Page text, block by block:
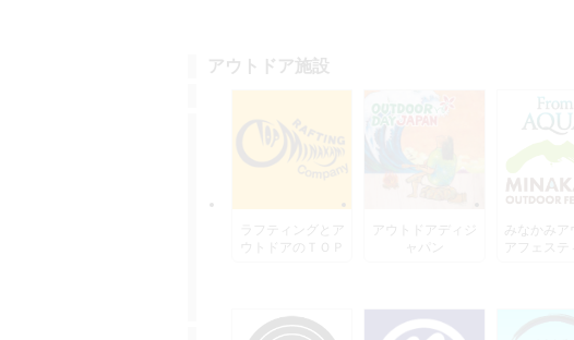
アウトドア施設
ラフティングとア
ウトドアのＴＯＰ
アウトドアディジ
みなかみ
アフェステ